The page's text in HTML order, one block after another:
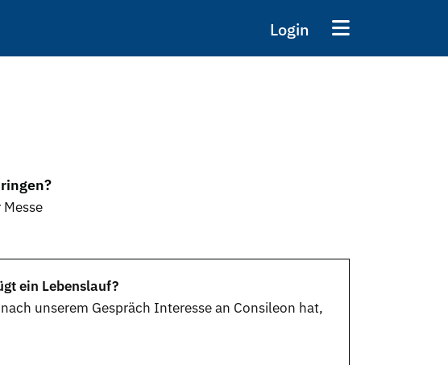
Login
ein Lebenslauf?
unserem Gespräch Interesse an Consileon hat,